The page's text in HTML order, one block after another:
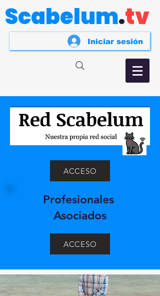
Scabelum.tv
Iniciar sesión
ACCESO
Profesionales
Asociados
ACCESO